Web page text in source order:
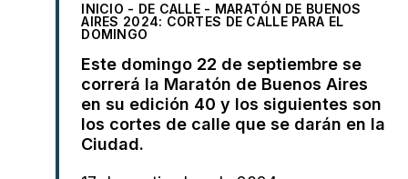
INICIO - DE CALLE - MARATÓN DE BUENOS
AIRES 2024: CORTES DE CALLE PARA EL
DOMINGO
Este domingo 22 de septiembre se
correrá la Maratón de Buenos Aires
en su edición 40 y los siguientes son
los cortes de calle que se darán en la
Ciudad.